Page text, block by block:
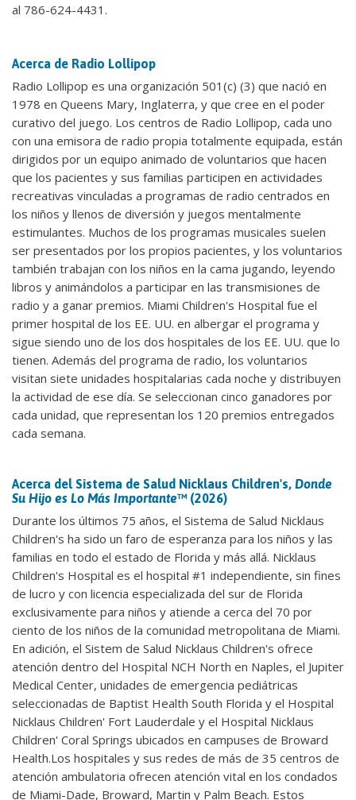
al 786-624-4431.
Acerca de Radio Lollipop
Radio Lollipop es una organización 501(c) (3) que nació en
1978 en Queens Mary, Inglaterra, y que cree en el poder
curativo del juego. Los centros de Radio Lollipop, cada uno
con una emisora de radio propia totalmente equipada, están
dirigidos por un equipo animado de voluntarios que hacen
que los pacientes y sus familias participen en actividades
recreativas vinculadas a programas de radio centrados en
los niños y llenos de diversión y juegos mentalmente
estimulantes. Muchos de los programas musicales suelen
ser presentados por los propios pacientes, y los voluntarios
también trabajan con los niños en la cama jugando, leyendo
libros y animándolos a participar en las transmisiones de
radio y a ganar premios. Miami Children's Hospital fue el
primer hospital de los EE. UU. en albergar el programa y
sigue siendo uno de los dos hospitales de los EE. UU. que lo
tienen. Además del programa de radio, los voluntarios
visitan siete unidades hospitalarias cada noche y distribuyen
la actividad de ese día. Se seleccionan cinco ganadores por
cada unidad, que representan los 120 premios entregados
cada semana.
Acerca del Sistema de Salud Nicklaus Children's, Donde
Su Hijo es Lo Más Importante™ (2026)
Durante los últimos 75 años, el Sistema de Salud Nicklaus
Children's ha sido un faro de esperanza para los niños y las
familias en todo el estado de Florida y más allá. Nicklaus
Children's Hospital es el hospital #1 independiente, sin fines
de lucro y con licencia especializada del sur de Florida
exclusivamente para niños y atiende a cerca del 70 por
ciento de los niños de la comunidad metropolitana de Miami.
En adición, el Sistem de Salud Nicklaus Children's ofrece
atención dentro del Hospital NCH North en Naples, el Jupiter
Medical Center, unidades de emergencia pediátricas
seleccionadas de Baptist Health South Florida y el Hospital
Nicklaus Children' Fort Lauderdale y el Hospital Nicklaus
Children' Coral Springs ubicados en campuses de Broward
Health.Los hospitales y sus redes de más de 35 centros de
atención ambulatoria ofrecen atención vital en los condados
de Miami-Dade, Broward, Martin y Palm Beach. Estos